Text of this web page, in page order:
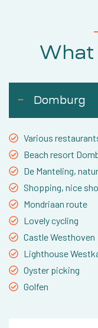
Domburg
Various
Beach resort
De Manteling,
Shopping, nice
Mondriaan route
Lovely cycling
Castle Westhoven
Lighthouse
Oyster picking
Golfen